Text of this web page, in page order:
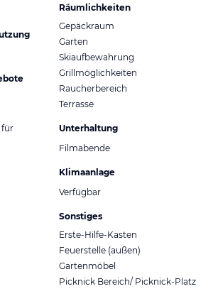
für
Räumlichkeiten
Gepäckraum
Garten
Skiaufbewahrung
Grillmöglichkeiten
Raucherbereich
Terrasse
Unterhaltung
Filmabende
Klimaanlage
Verfügbar
Sonstiges
Erste-Hilfe-Kasten
Feuerstelle (außen)
Gartenmöbel
Picknick Bereich/ Picknick-Platz